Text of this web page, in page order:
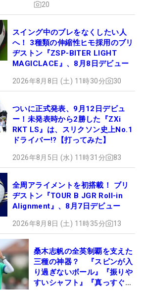
20
スイング中のブレをなくしたい人
へ！ 3種類の伸縮性ヒモ採用のブリ
ヂストン『ZSP-BITER LIGHT
MAGICLACE』、8月8日デビュー
2026年8月8日 (土) 11時30分 30
ついに正式発表、9月12日デビュ
ー！未発表時から2勝した『ZXi
RKT LS』は、スリクソン史上No.1
ドライバー!?【打ってみた】
2026年8月5日 (水) 11時31分 83
全周アライメントを初搭載！ ブリ
ヂストン『TOUR B JGR Roll-in
Alignment』、8月7日デビュー
2026年8月8日 (土) 11時35分 13
桑木志帆の全英制覇を支えた
三種の神器？ 『スピンが入
り過ぎないボール』『振りや
すいシャフト』『真っすぐ飛